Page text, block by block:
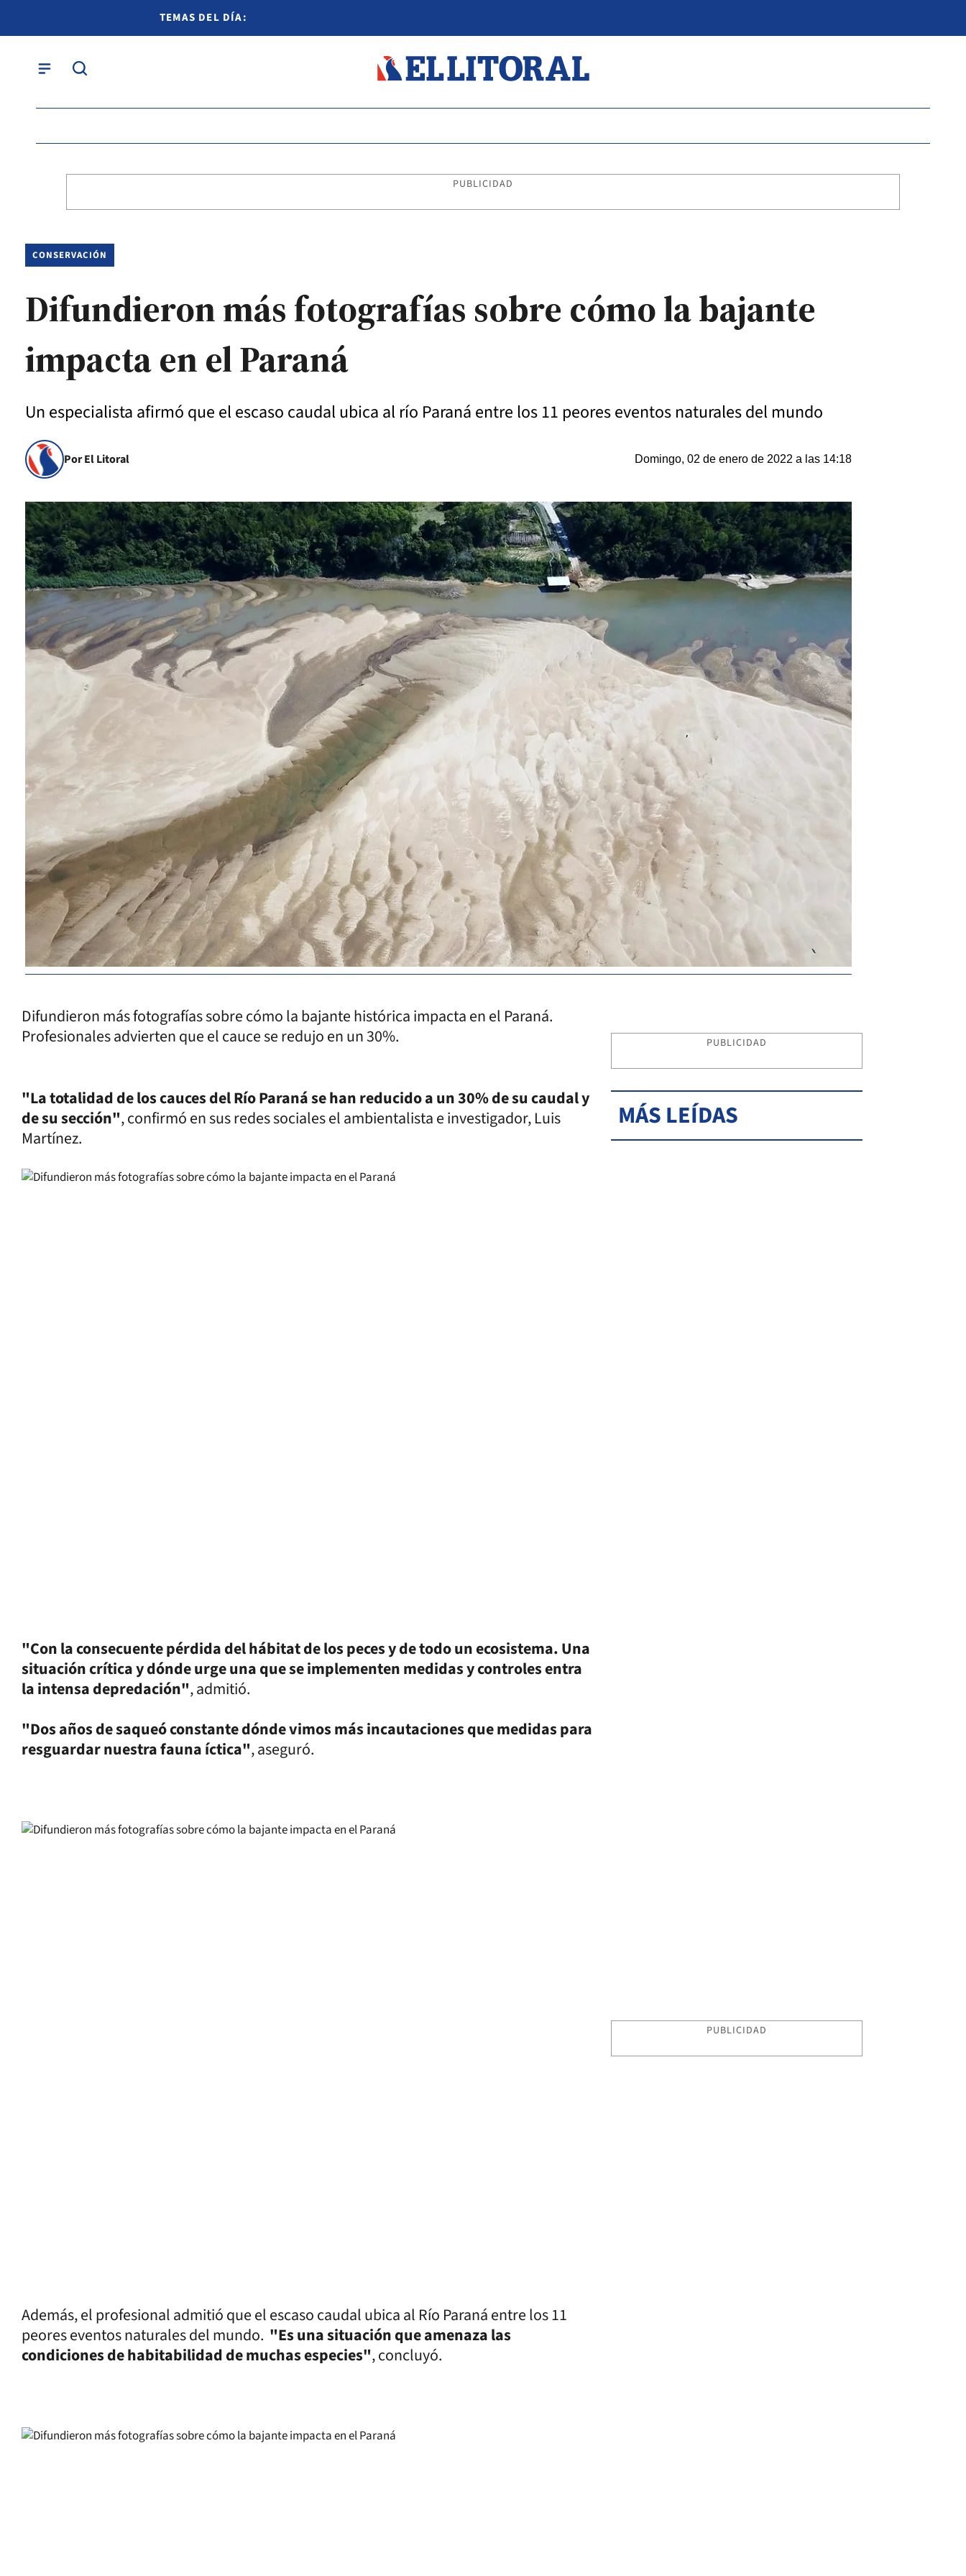
TEMAS DEL DÍA:
PUBLICIDAD
CONSERVACIÓN
Difundieron más fotografías sobre cómo la bajante
impacta en el Paraná
Un especialista afirmó que el escaso caudal ubica al río Paraná entre los 11 peores eventos naturales del mundo
Por El Litoral Domingo, 02 de enero de 2022 a las 14:18
Difundieron más fotografías sobre cómo la bajante histórica impacta en el Paraná.
Profesionales advierten que el cauce se redujo en un 30%.
"La totalidad de los cauces del Río Paraná se han reducido a un 30% de su caudal y
de su sección", confirmó en sus redes sociales el ambientalista e investigador, Luis
Martínez.
"Con la consecuente pérdida del hábitat de los peces y de todo un ecosistema. Una
situación crítica y dónde urge una que se implementen medidas y controles entra
la intensa depredación", admitió.
"Dos años de saqueó constante dónde vimos más incautaciones que medidas para
resguardar nuestra fauna íctica", aseguró.
Además, el profesional admitió que el escaso caudal ubica al Río Paraná entre los 11
peores eventos naturales del mundo. "Es una situación que amenaza las
condiciones de habitabilidad de muchas especies", concluyó.
PUBLICIDAD
MÁS LEÍDAS
PUBLICIDAD